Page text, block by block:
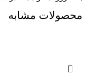
محصولات مشابه